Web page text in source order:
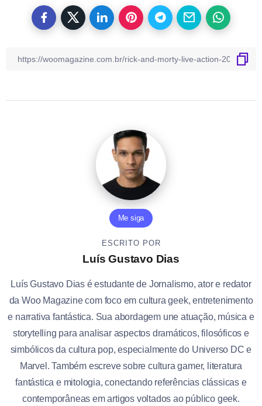
Me siga
ESCRITO POR
Luís Gustavo Dias
Luís Gustavo Dias é estudante de Jornalismo, ator e redator
da Woo Magazine com foco em cultura geek, entretenimento
e narrativa fantástica. Sua abordagem une atuação, música e
storytelling para analisar aspectos dramáticos, filosóficos e
simbólicos da cultura pop, especialmente do Universo DC e
Marvel. Também escreve sobre cultura gamer, literatura
fantástica e mitologia, conectando referências clássicas e
contemporâneas em artigos voltados ao público geek.